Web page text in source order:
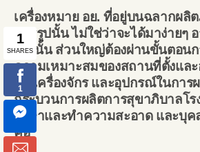
เครื่องหมาย อย. ที่อยู่บนฉลากผ
แปรรูปนั้น ไม่ใช่ว่าจะได้มาง่ายๆ
อย. นั้น ส่วนใหญ่ต้องผ่านขั้นตอนก
ความเหมาะสมของสถานที่ตั้งและ
มือ เครื่องจักร และอุปกรณ์ในกา
กระบวนการผลิตการสุขาภิบาลโร
รักษาและทำความสะอาด และบุค
คือ